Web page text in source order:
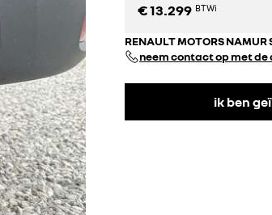
€ 13.299 BTWi
RENAULT MOTORS NAMUR
neem contact op met de
ik ben